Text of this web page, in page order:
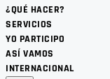
¿QUÉ HACER?
SERVICIOS
YO PARTICIPO
ASÍ VAMOS
INTERNACIONAL